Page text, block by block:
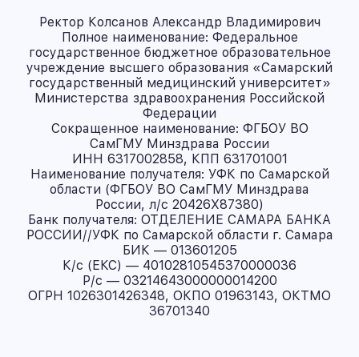
Ректор Колсанов Александр Владимирович
Полное наименование: Федеральное
государственное бюджетное образовательное
учреждение высшего образования «Самарский
государственный медицинский университет»
Министерства здравоохранения Российской
Федерации
Сокращенное наименование: ФГБОУ ВО
СамГМУ Минздрава России
ИНН 6317002858, КПП 631701001
Наименование получателя: УФК по Самарской
области (ФГБОУ ВО СамГМУ Минздрава
России, л/с 20426X87380)
Банк получателя: ОТДЕЛЕНИЕ САМАРА БАНКА
РОССИИ//УФК по Самарской области г. Самара
БИК — 013601205
К/с (ЕКС) — 40102810545370000036
Р/с — 03214643000000014200
ОГРН 1026301426348, ОКПО 01963143, ОКТМО
36701340